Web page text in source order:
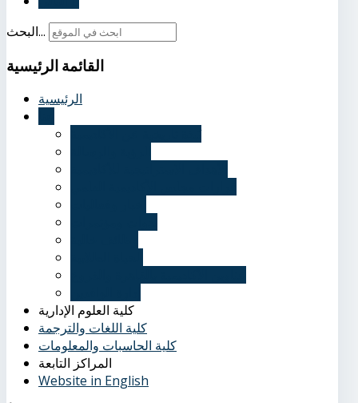
البحث...
القائمة الرئيسية
الرئيسية
كلية العلوم الإدارية
كلية اللغات والترجمة
كلية الحاسبات والمعلومات
المراكز التابعة
Website in English